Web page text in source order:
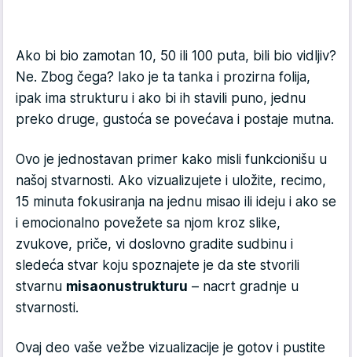
Ako bi bio zamotan 10, 50 ili 100 puta, bili bio vidljiv?
Ne. Zbog čega? Iako je ta tanka i prozirna folija,
ipak ima strukturu i ako bi ih stavili puno, jednu
preko druge, gustoća se povećava i postaje mutna.
Ovo je jednostavan primer kako misli funkcionišu u
našoj stvarnosti. Ako vizualizujete i uložite, recimo,
15 minuta fokusiranja na jednu misao ili ideju i ako se
i emocionalno povežete sa njom kroz slike,
zvukove, priče, vi doslovno gradite sudbinu i
sledeća stvar koju spoznajete je da ste stvorili
stvarnu misaonustrukturu – nacrt gradnje u
stvarnosti.
Ovaj deo vaše vežbe vizualizacije je gotov i pustite